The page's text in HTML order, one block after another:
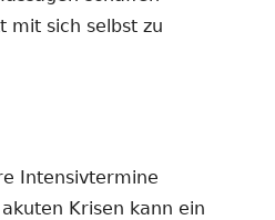
mit sich selbst zu
Intensivtermine
Krisen kann ein